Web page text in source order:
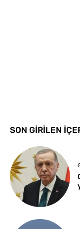
SON GİRİLEN